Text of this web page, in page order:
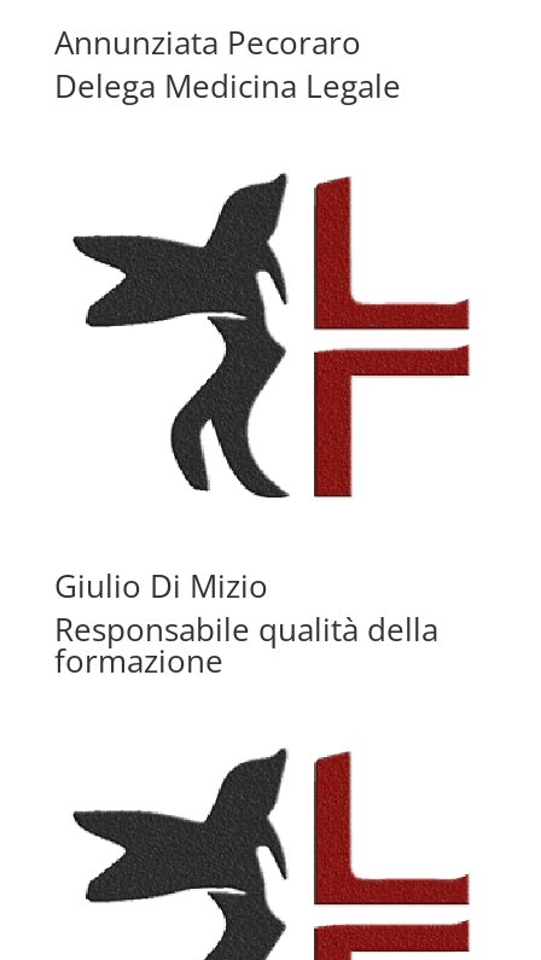
Annunziata Pecoraro
Delega Medicina Legale
Giulio Di Mizio
Responsabile qualità della
formazione